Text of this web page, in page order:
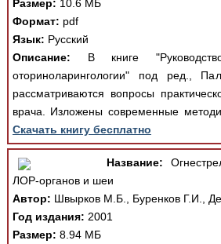
Размер: 10.6 МБ
Формат: pdf
Язык: Русский
Описание: В книге
оториноларингологии" под ред.,
рассматриваются вопросы
врача. Изложены современные
Скачать книгу бесплатно
Название:
ЛОР-органов и шеи
Автор: Швырков М.Б., Буренков Г.И.,
Год издания: 2001
Размер: 8.94 МБ